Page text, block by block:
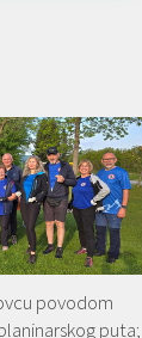
povodom
puta;